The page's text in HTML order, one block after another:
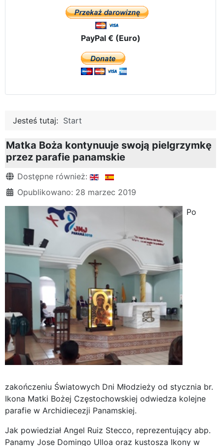
PayPal € (Euro)
Jesteś tutaj: Start
Matka Boża kontynuuje swoją pielgrzymkę
przez parafie panamskie
Szczegóły
Dostępne również:
Opublikowano: 28 marzec 2019
Po
zakończeniu Światowych Dni Młodzieży od stycznia br.
Ikona Matki Bożej Częstochowskiej odwiedza kolejne
parafie w Archidiecezji Panamskiej.
Jak powiedział Angel Ruiz Stecco, reprezentujący abp.
Panamy Jose Domingo Ulloa oraz kustosza Ikony w